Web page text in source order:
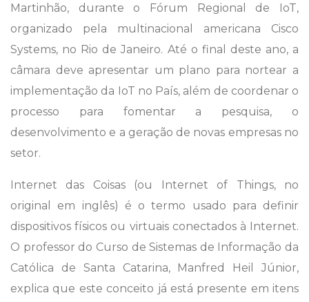
Martinhão, durante o Fórum Regional de IoT,
organizado pela multinacional americana Cisco
Systems, no Rio de Janeiro. Até o final deste ano, a
câmara deve apresentar um plano para nortear a
implementação da IoT no País, além de coordenar o
processo para fomentar a pesquisa, o
desenvolvimento e a geração de novas empresas no
setor.
Internet das Coisas (ou Internet of Things, no
original em inglês) é o termo usado para definir
dispositivos físicos ou virtuais conectados à Internet.
O professor do Curso de Sistemas de Informação da
Católica de Santa Catarina, Manfred Heil Júnior,
explica que este conceito já está presente em itens